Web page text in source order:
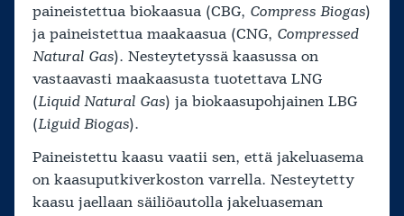
paineistettua biokaasua (CBG, Compress Biogas)
ja paineistettua maakaasua (CNG, Compressed
Natural Gas). Nesteytetyssä kaasussa on
vastaavasti maakaasusta tuotettava LNG
(Liquid Natural Gas) ja biokaasupohjainen LBG
(Liguid Biogas).
Paineistettu kaasu vaatii sen, että jakeluasema
on kaasuputkiverkoston varrella. Nesteytetty
kaasu jaellaan säiliöautolla jakeluaseman